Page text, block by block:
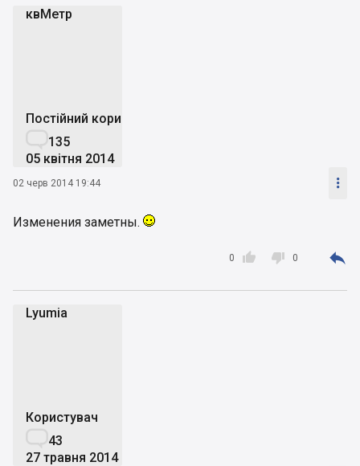
квМетр
Постійний користувач
135
05 квітня 2014
02 черв 2014 19:44 
Изменения заметны.

0  0 
Lyumia
Користувач
43
27 травня 2014